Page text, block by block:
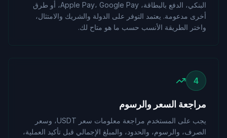
البنكي، الدفع بالبطاقة، Apple Pay، Google Pay، أو طرق
أخرى مدعومة. يعتمد التوفر على الدولة والشريك والامتثال،
واختر الطريقة الأنسب حسب ما هو متاح لك.
4
مراجعة السعر والرسوم
يجب على المستخدم مراجعة معلومات سعر USDT، وسعر
الصرف، والرسوم، والحدود، والمبلغ الإجمالي قبل تأكيد العملية،